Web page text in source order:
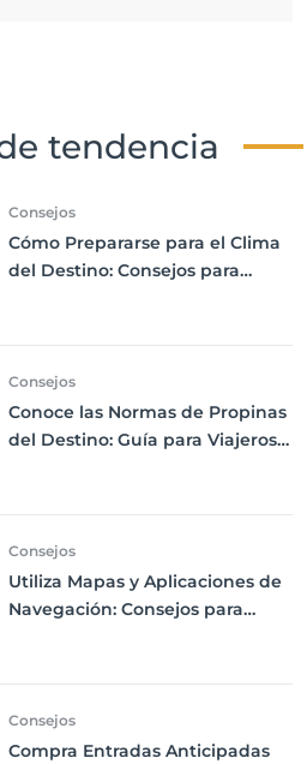
tendencia
Consejos
Cómo Prepararse para el Clima
del Destino: Consejos para
Consejos
Conoce las Normas de Propinas
del Destino: Guía para Viajeros
Consejos
Utiliza Mapas y Aplicaciones de
Navegación: Consejos para
Consejos
Compra Entradas Anticipadas